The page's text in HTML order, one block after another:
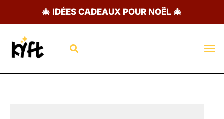
🎄 IDÉES CADEAUX POUR NOËL 🎄
Rechercher